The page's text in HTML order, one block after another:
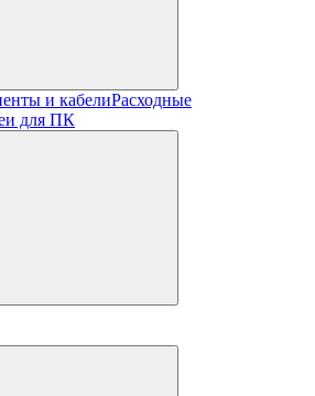
и кабелиРасходные
для ПК